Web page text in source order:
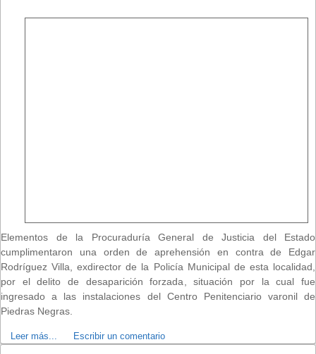
Elementos de la Procuraduría General de Justicia del Estado
cumplimentaron una orden de aprehensión en contra de Edgar
Rodríguez Villa, exdirector de la Policía Municipal de esta localidad,
por el delito de desaparición forzada, situación por la cual fue
ingresado a las instalaciones del Centro Penitenciario varonil de
Piedras Negras.
Leer más... Escribir un comentario